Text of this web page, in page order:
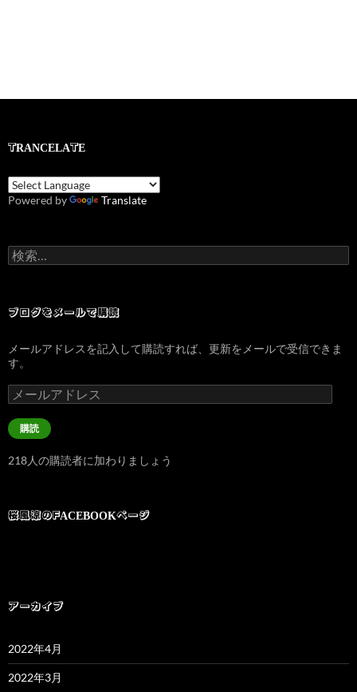
TRANCELATE
Powered by Translate
検
索:
ブログをメールで購読
メールアドレスを記入して購読すれば、更新をメールで受信できま
す。
メ
ー
ル
ア
レ
購読
218人の購読者に加わりましょう
桜風涼のFACEBOOKページ
アーカイブ
2022年4月
2022年3月